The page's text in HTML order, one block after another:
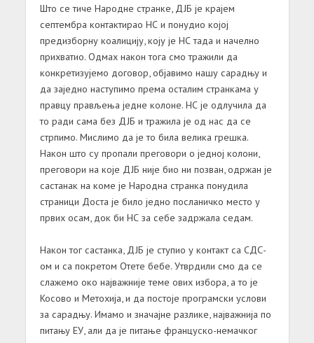
Што се тиче Народне странке, ДЈБ је крајем
септембра контактирао НС и понудио којој
предизборну коалицију, коју је НС тада и начелно
прихватио. Одмах након тога смо тражили да
конкретизујемо договор, објавимо нашу сарадњу и
да заједно наступимо према осталим странкама у
правцу прављења једне колоне. НС је одлучила да
то ради сама без ДЈБ и тражила је од нас да се
стрпимо. Мислимо да је то била велика грешка.
Након што су пропали преговори о једној колони,
преговори на које ДЈБ није био ни позван, одржан је
састанак на коме је Народна странка понудила
страници Доста је било једно посланичко место у
првих осам, док би НС за себе задржала седам.
Након тог састанка, ДЈБ је ступио у контакт са СДС-
ом и са покретом Отете бебе. Утврдили смо да се
слажемо око најважније теме ових избора, а то је
Косово и Метохија, и да постоје програмски услови
за сарадњу. Имамо и значајне разлике, најважнија по
питању ЕУ, али да је питање француско-немачког